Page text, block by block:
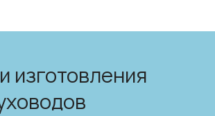
изготовления